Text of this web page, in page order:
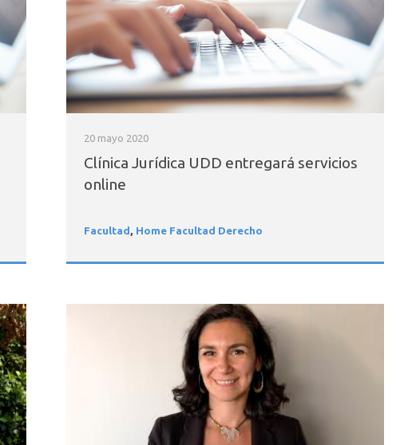
20 mayo 2020
Clínica Jurídica UDD entregará servicios
online
Facultad, Home Facultad Derecho